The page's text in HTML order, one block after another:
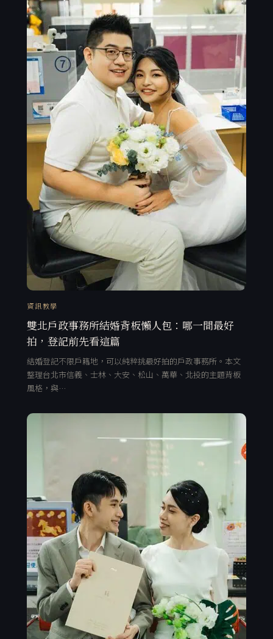
資訊教學
雙北戶政事務所結婚背板懶人包：哪一間最好
拍，登記前先看這篇
結婚登記不限戶籍地，可以純粹挑最好拍的戶政事務所。本文
整理台北市信義、士林、大安、松山、萬華、北投的主題背板
風格，與…